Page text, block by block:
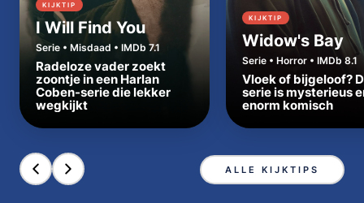
KIJKTIP
I Will Find You
Serie • Misdaad • IMDb 7.1
Radeloze vader zoekt
zoontje in een Harlan
Coben-serie die lekker
wegkijkt
KIJKTIP
Widow's Bay
Serie • Horror • IMDb 8.1
Vloek of bijgeloof?
serie is mysterieus
enorm komisch
ALLE KIJKTIPS